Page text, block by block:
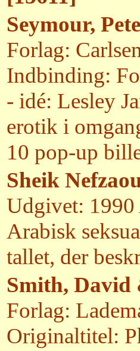
Seymour,
Forlag:
Indbinding:
- idé: Lesley
erotik i
10 pop-up
Sheik
Udgivet: 1990
Arabisk
tallet, der
Smith,
Forlag:
Originaltitel: